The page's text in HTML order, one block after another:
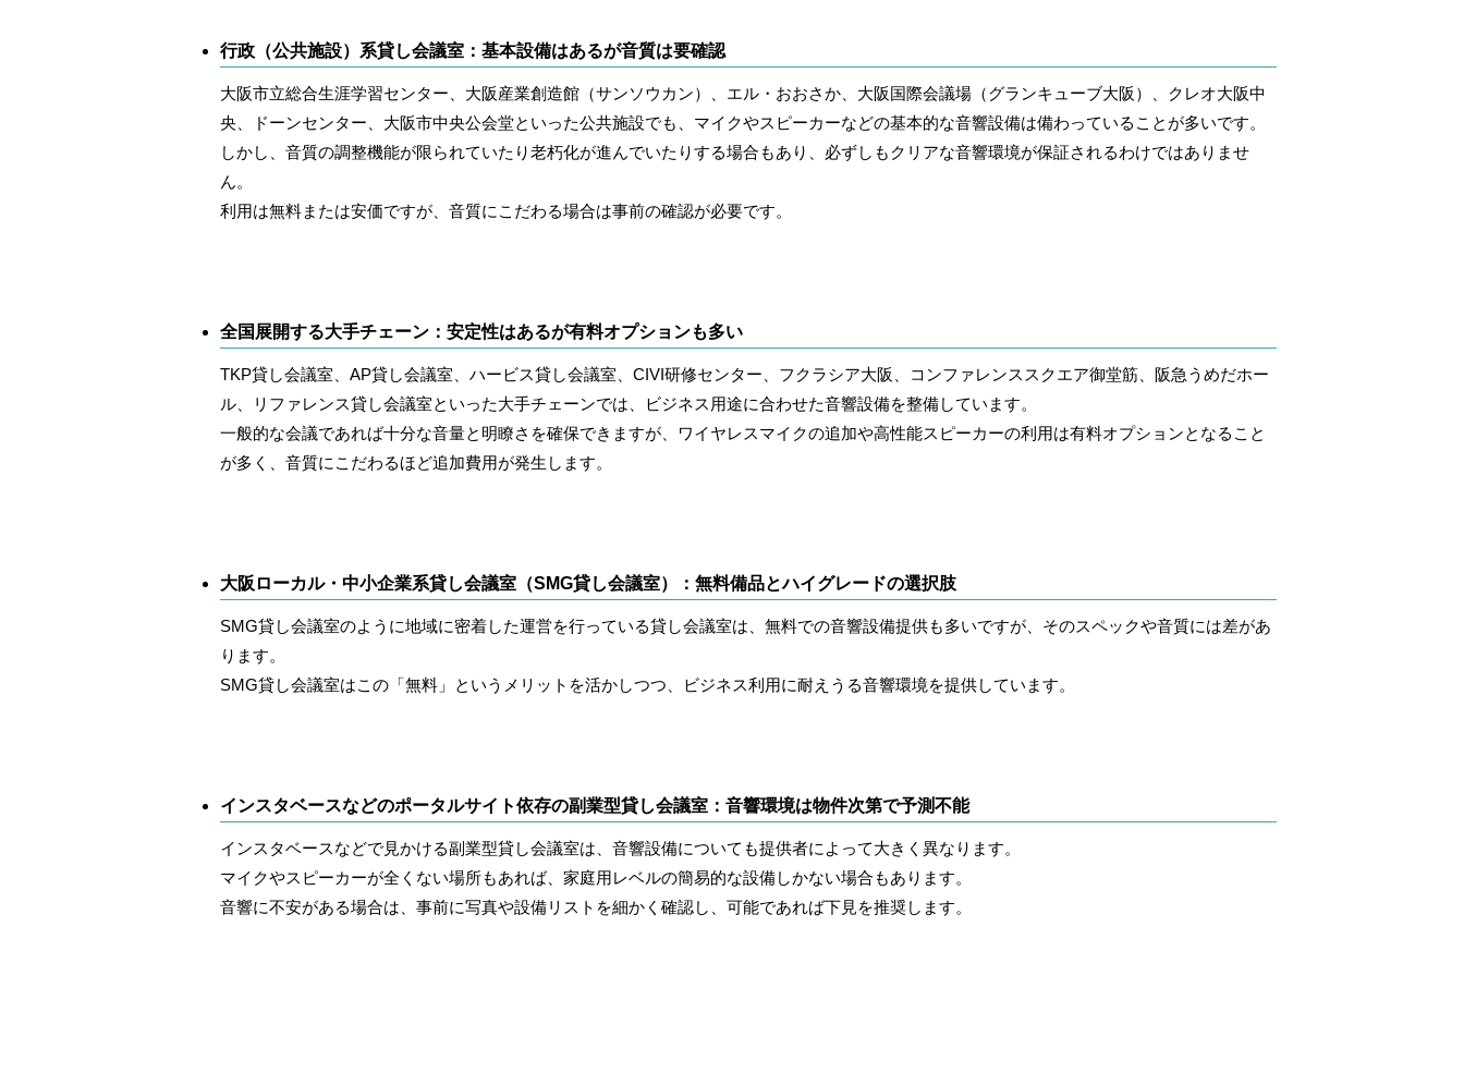
行政（公共施設）系貸し会議室：基本設備はあるが音質は要確認
大阪市立総合生涯学習センター、大阪産業創造館（サンソウカン）、エル・おおさか、大阪国際会議場（グランキューブ大阪）、クレオ大阪中
央、ドーンセンター、大阪市中央公会堂といった公共施設でも、 マイクやスピーカーなどの基本的な音響設備は備わっていることが多いです。
しかし、音質の調整機能が限られていたり老朽化が進んでいたりする場合もあり、必ずしもクリアな音響環境が保証されるわけではありませ
ん。
利用は無料または安価ですが、音質にこだわる場合は事前の確認が必要です。
全国展開する大手チェーン：安定性はあるが有料オプションも多い
TKP貸し会議室、AP貸し会議室、ハービス貸し会議室、CIVI研修センター、フクラシア大阪、コンファレンススクエア御堂筋、阪急うめだホー
ル、リファレンス貸し会議室といった大手チェーンでは、ビジネス用途に合わせた音響設備を整備しています。
一般的な会議であれば十分な音量と明瞭さを確保できますが、ワイヤレスマイクの追加や高性能スピーカーの利用は有料オプションとなること
が多く、音質にこだわるほど追加費用が発生します。
大阪ローカル・中小企業系貸し会議室（SMG貸し会議室）：無料備品とハイグレードの選択肢
SMG貸し会議室のように地域に密着した運営を行っている貸し会議室は、無料での音響設備提供も多いですが、そのスペックや音質には差があ
ります。
SMG貸し会議室はこの「無料」というメリットを活かしつつ、ビジネス利用に耐えうる音響環境を提供しています。
インスタベースなどのポータルサイト依存の副業型貸し会議室：音響環境は物件次第で予測不能
インスタベースなどで見かける副業型貸し会議室は、音響設備についても提供者によって大きく異なります。
マイクやスピーカーが全くない場所もあれば、家庭用レベルの簡易的な設備しかない場合もあります。
音響に不安がある場合は、事前に写真や設備リストを細かく確認し、可能であれば下見を推奨します。